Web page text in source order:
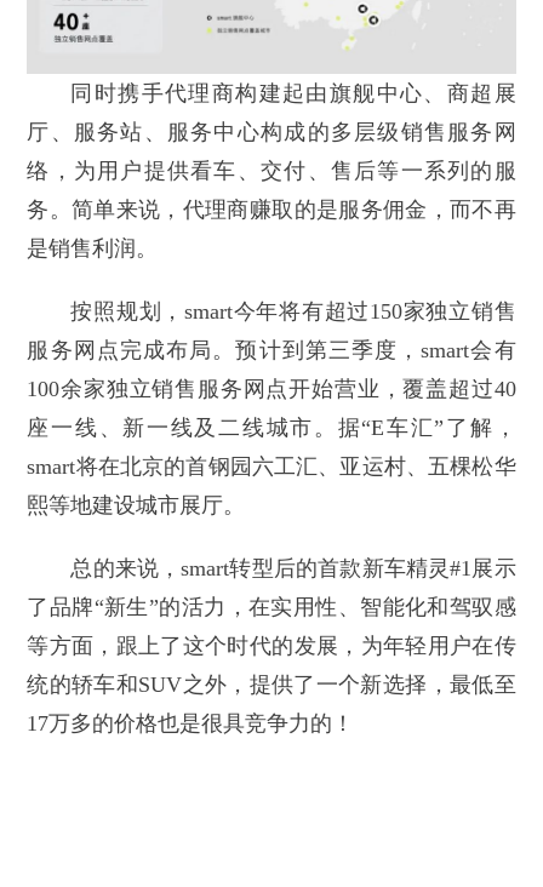
同时携手代理商构建起由旗舰中心、商超展
厅、服务站、服务中心构成的多层级销售服务网
络，为用户提供看车、交付、售后等一系列的服
务。简单来说，代理商赚取的是服务佣金，而不再
是销售利润。
按照规划，smart今年将有超过150家独立销售
服务网点完成布局。预计到第三季度，smart会有
100余家独立销售服务网点开始营业，覆盖超过40
座一线、新一线及二线城市。据“E车汇”了解，
smart将在北京的首钢园六工汇、亚运村、五棵松华
熙等地建设城市展厅。
总的来说，smart转型后的首款新车精灵#1展示
了品牌“新生”的活力，在实用性、智能化和驾驭感
等方面，跟上了这个时代的发展，为年轻用户在传
统的轿车和SUV之外，提供了一个新选择，最低至
17万多的价格也是很具竞争力的！